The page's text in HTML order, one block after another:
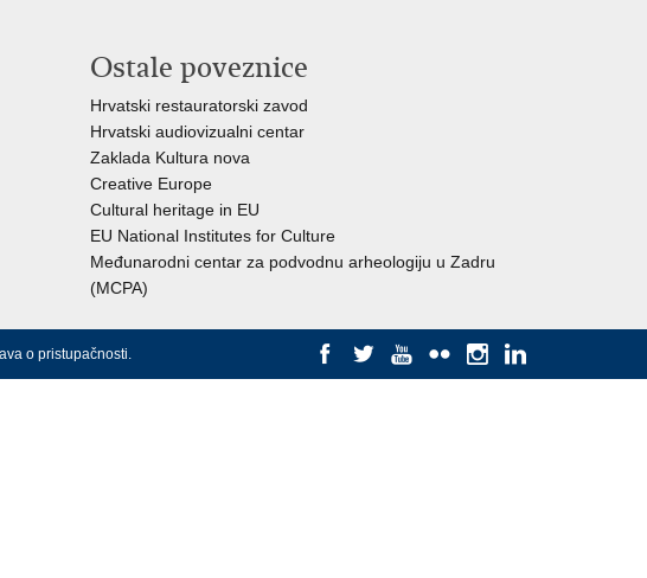
Ostale poveznice
Hrvatski restauratorski zavod
Hrvatski audiovizualni centar
Zaklada Kultura nova
Creative Europe
Cultural heritage in EU
EU National Institutes for Culture
Međunarodni centar za podvodnu arheologiju u Zadru
(MCPA)
o pristupačnosti.